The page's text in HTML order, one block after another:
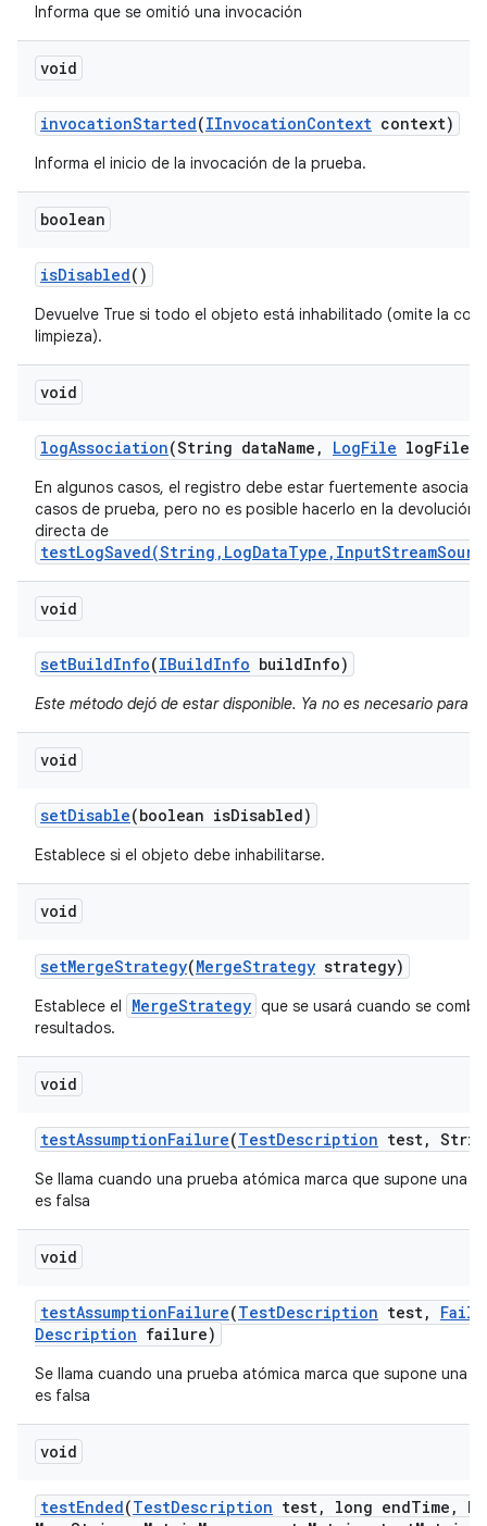
Informa que se omitió una invocación
void
invocationStarted(IInvocationContext context)
Informa el inicio de la invocación de la prueba.
boolean
isDisabled()
Devuelve True si todo el objeto está inhabilitado (omite la
limpieza).
void
logAssociation(String dataName , LogFile logFile)
En algunos casos, el registro debe estar fuertemente
casos de prueba, pero no es posible hacerlo en la devolución
directa de
void
setBuildInfo(IBuildInfo buildInfo)
Este método dejó de estar disponible. Ya no es necesario para
void
setDisable(boolean isDisabled)
Establece si el objeto debe inhabilitarse.
void
setMergeStrategy(MergeStrategy strategy)
Establece el MergeStrategy que se usará cuando se
resultados.
void
testAssumptionFailure(TestDescription test,
Se llama cuando una prueba atómica marca que supone una
es falsa
void
testAssumptionFailure(TestDescription test,
Description failure)
Se llama cuando una prueba atómica marca que supone una
es falsa
void
testEnded(TestDescription test, long endTime ,